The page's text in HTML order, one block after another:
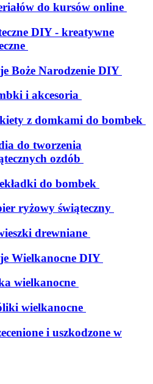
do kursów online
DIY - kreatywne
Boże Narodzenie DIY
i akcesoria
z domkami do bombek
do tworzenia
ozdób
do bombek
ryżowy świąteczny
drewniane
Wielkanocne DIY
wielkanocne
wielkanocne
i uszkodzone w